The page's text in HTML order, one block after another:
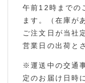
午前12時までの
ます。（在庫が
ご注文日が当社
営業日の出荷と
※運送中の交通
定のお届け日時